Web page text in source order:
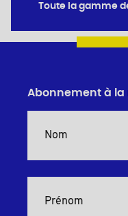
Toute la gamme
Abonnement à la